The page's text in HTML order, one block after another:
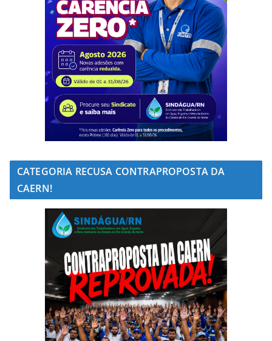
CATEGORIA RECUSA CONTRAPROPOSTA DA
CAERN!